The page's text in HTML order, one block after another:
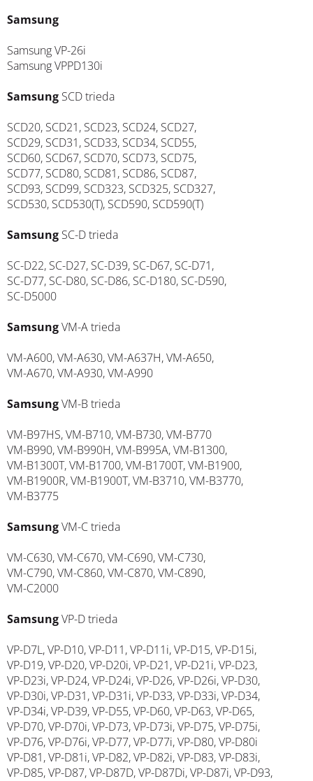
Samsung
Samsung VP-26i
Samsung VPPD130i
Samsung SCD trieda
SCD20, SCD21, SCD23, SCD24, SCD27,
SCD29, SCD31, SCD33, SCD34, SCD55,
SCD60, SCD67, SCD70, SCD73, SCD75,
SCD77, SCD80, SCD81, SCD86, SCD87,
SCD93, SCD99, SCD323, SCD325, SCD327,
SCD530, SCD530(T), SCD590, SCD590(T)
Samsung SC-D trieda
SC-D22, SC-D27, SC-D39, SC-D67, SC-D71,
SC-D77, SC-D80, SC-D86, SC-D180, SC-D590,
SC-D5000
SamsungVM-A trieda
VM-A600, VM-A630, VM-A637H, VM-A650,
VM-A670, VM-A930, VM-A990
SamsungVM-B trieda
VM-B97HS, VM-B710, VM-B730, VM-B770
VM-B990, VM-B990H, VM-B995A, VM-B1300,
VM-B1300T, VM-B1700, VM-B1700T, VM-B1900,
VM-B1900R, VM-B1900T, VM-B3710, VM-B3770,
VM-B3775
SamsungVM-C trieda
VM-C630, VM-C670, VM-C690, VM-C730,
VM-C790, VM-C860, VM-C870, VM-C890,
VM-C2000
SamsungVP-D trieda
VP-D7L, VP-D10, VP-D11, VP-D11i, VP-D15, VP-D15i,
VP-D19, VP-D20, VP-D20i, VP-D21, VP-D21i, VP-D23,
VP-D23i, VP-D24, VP-D24i, VP-D26, VP-D26i, VP-D30,
VP-D30i, VP-D31, VP-D31i, VP-D33, VP-D33i, VP-D34,
VP-D34i, VP-D39, VP-D55, VP-D60, VP-D63, VP-D65,
VP-D70, VP-D70i, VP-D73, VP-D73i, VP-D75, VP-D75i,
VP-D76, VP-D76i, VP-D77, VP-D77i, VP-D80, VP-D80i
VP-D81, VP-D81i, VP-D82, VP-D82i, VP-D83, VP-D83i,
VP-D85, VP-D87, VP-D87D, VP-D87Di, VP-D87i, VP-D93,